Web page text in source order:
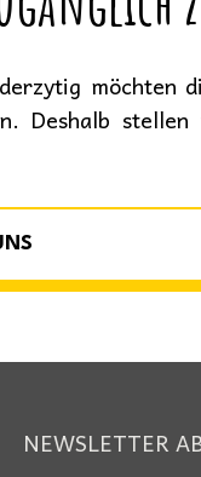
möchten
Deshalb
NEWSLETTER